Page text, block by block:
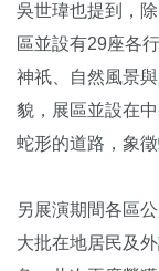
吳世瑋也提到，
區並設有29座各
神祇、自然風景
貌，展區並設在
蛇形的道路，象
另展演期間各區
大批在地居民及